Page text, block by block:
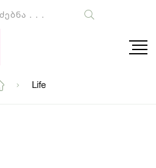
Life